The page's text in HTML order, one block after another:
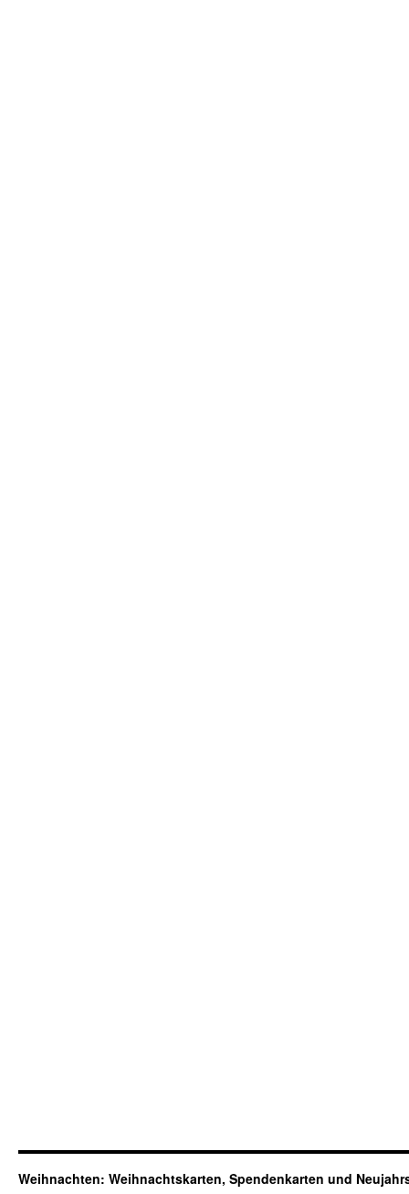
Weihnachten: Weihnachtskarten, Spendenkarten und